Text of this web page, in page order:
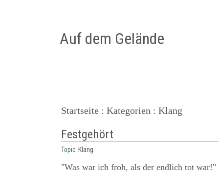
Auf dem Gelände
Startseite : Kategorien : Klang
Festgehört
Topic: Klang
"Was war ich froh, als der endlich tot war!"